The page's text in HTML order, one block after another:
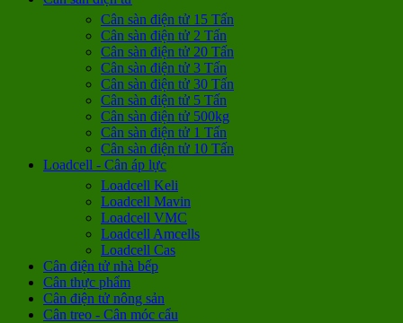
Cân sàn điện tử 15 Tấn
Cân sàn điện tử 2 Tấn
Cân sàn điện tử 20 Tấn
Cân sàn điện tử 3 Tấn
Cân sàn điện tử 30 Tấn
Cân sàn điện tử 5 Tấn
Cân sàn điện tử 500kg
Cân sàn điện tử 1 Tấn
Cân sàn điện tử 10 Tấn
Loadcell - Cân áp lực
Loadcell Keli
Loadcell Mavin
Loadcell VMC
Loadcell Amcells
Loadcell Cas
Cân điện tử nhà bếp
Cân thực phẩm
Cân điện tử nông sản
Cân treo - Cân móc cẩu